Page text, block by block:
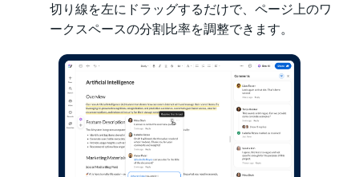
切り線を左にドラッグするだけで、ページ上のワ
ークスペースの分割比率を調整できます。